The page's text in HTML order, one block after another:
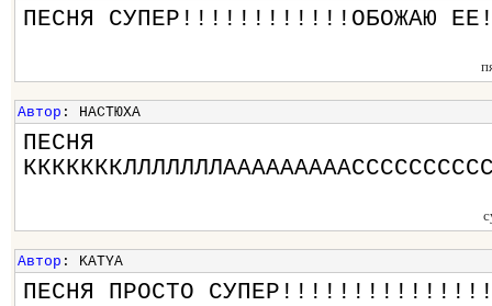
ПЕСНЯ СУПЕР!!!!!!!!!!!!ОБОЖАЮ
Автор : НАСТЮХА
ПЕСНЯ
Автор : KATYA
ПЕСНЯ ПРОСТО